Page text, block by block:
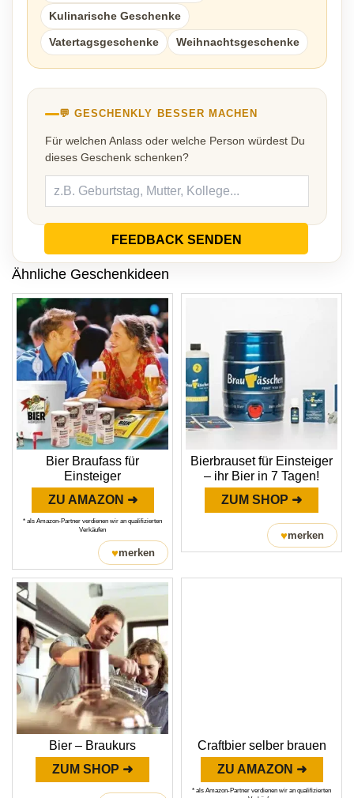
Kulinarische Geschenke
Vatertagsgeschenke Weihnachtsgeschenke
💬 GESCHENKLY BESSER MACHEN
Für welchen Anlass oder welche Person würdest Du
dieses Geschenk schenken?
FEEDBACK SENDEN
Ähnliche Geschenkideen
Bier Braufass für
Einsteiger
ZU AMAZON ➜
* als Amazon-Partner verdienen wir an qualifizierten
Verkäufen
♥merken
Bierbrauset für Einsteiger
– ihr Bier in 7 Tagen!
ZUM SHOP ➜
♥merken
Bier – Braukurs
ZUM SHOP ➜
Craftbier selber brauen
ZU AMAZON ➜
* als Amazon-Partner verdienen wir an qualifizierten